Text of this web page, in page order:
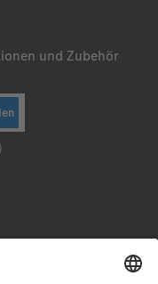
und Zubehör